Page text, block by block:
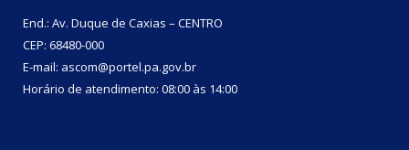
End.: Av. Duque de Caxias – CENTRO
CEP: 68480-000
E-mail: ascom@portel.pa.gov.br
Horário de atendimento: 08:00 às 14:00